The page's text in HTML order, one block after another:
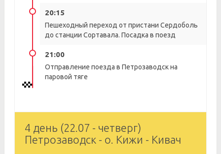
20:15
Пешеходный переход от пристани Сердоболь
до станции Сортавала. Посадка в поезд
21:00
Отправление поезда в Петрозаводск на
паровой тяге
4 день (22.07 - четверг)
Петрозаводск - о. Кижи - Кивач